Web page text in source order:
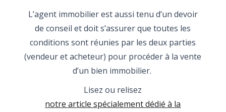
L’agent immobilier est aussi tenu d’un devoir
de conseil et doit s’assurer que toutes les
conditions sont réunies par les deux parties
(vendeur et acheteur) pour procéder à la vente
d’un bien immobilier.
Lisez ou relisez
notre article spécialement dédié à la